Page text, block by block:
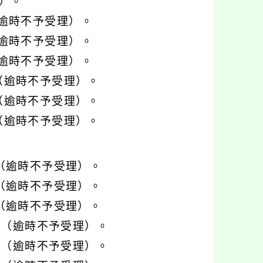
時不予受理）。
時不予受理）。
時不予受理）。
時不予受理）。
時不予受理）。
時不予受理）。
時不予受理）。
時不予受理）。
時不予受理）。
逾時不予受理）。
逾時不予受理）。